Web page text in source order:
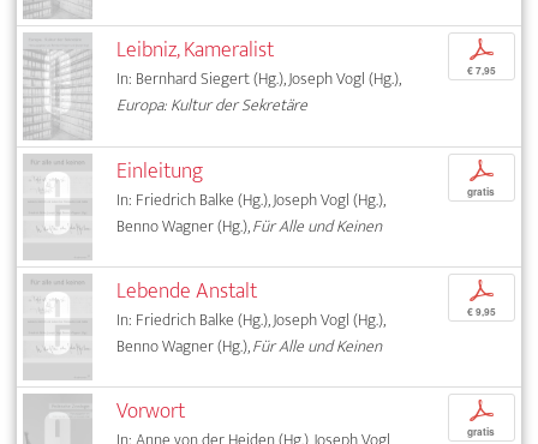
Leibniz, Kameralist
In: Bernhard Siegert (Hg.), Joseph Vogl (Hg.),
Europa: Kultur der Sekretäre
p
€ 7,95
Einleitung
In: Friedrich Balke (Hg.), Joseph Vogl (Hg.),
Benno Wagner (Hg.),Für Alle und Keinen
p
gratis
Lebende Anstalt
In: Friedrich Balke (Hg.), Joseph Vogl (Hg.),
Benno Wagner (Hg.),Für Alle und Keinen
p
€ 9,95
Vorwort p
gratis